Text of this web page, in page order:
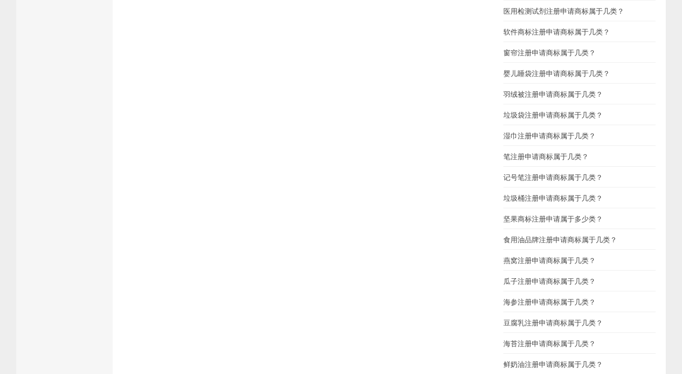
医用检测试剂注册申请商标属于几类？
软件商标注册申请商标属于几类？
窗帘注册申请商标属于几类？
婴儿睡袋注册申请商标属于几类？
羽绒被注册申请商标属于几类？
垃圾袋注册申请商标属于几类？
湿巾注册申请商标属于几类？
笔注册申请商标属于几类？
记号笔注册申请商标属于几类？
垃圾桶注册申请商标属于几类？
坚果商标注册申请属于多少类？
食用油品牌注册申请商标属于几类？
燕窝注册申请商标属于几类？
瓜子注册申请商标属于几类？
海参注册申请商标属于几类？
豆腐乳注册申请商标属于几类？
海苔注册申请商标属于几类？
鲜奶油注册申请商标属于几类？